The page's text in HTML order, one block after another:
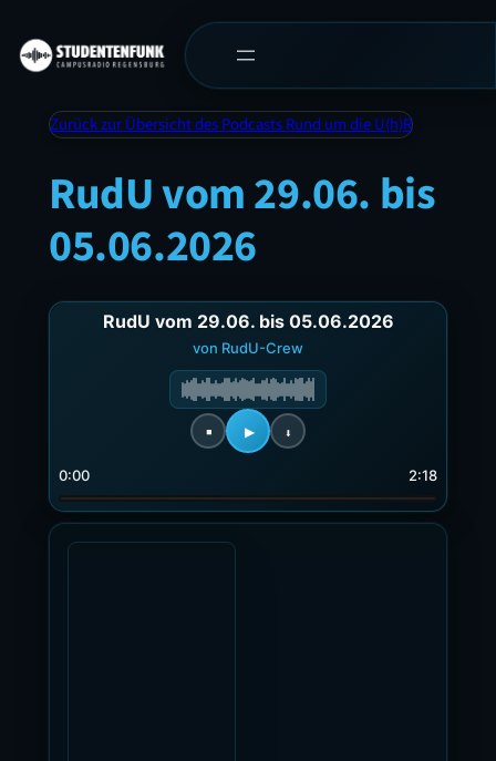
Zurück zur Übersicht des Podcasts Rund um die U(h)R
RudU vom 29.06. bis
05.06.2026
RudU vom 29.06. bis 05.06.2026
von RudU-Crew
0:00 2:18